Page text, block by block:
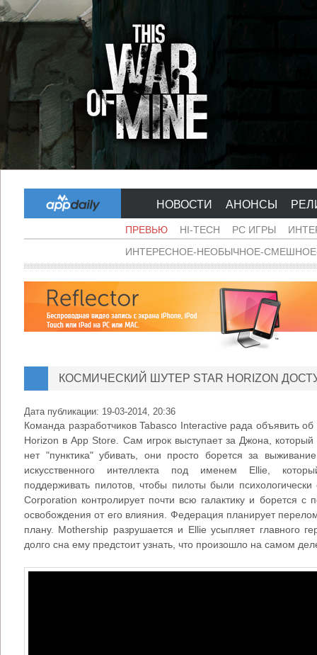
НОВОСТИ АНОНСЫ
ПРЕВЬЮ HI-TECH PC ИГРЫ
ИНТЕРЕСНОЕ-НЕОБЫЧНОЕ-
КОСМИЧЕСКИЙ ШУТЕР STAR HORIZON
Дата публикации: 19-03-2014, 20:36
Команда разработчиков Tabasco Interactive рада объявить
Horizon в App Store. Сам игрок выступает за Джона,
нет "пунктика" убивать, они просто борется за
искусственного интеллекта под именем Ellie,
поддерживать пилотов, чтобы пилоты были
Corporation контролирует почти всю галактику и борется с
освобождения от его влияния. Федерация планирует
плану. Mothership разрушается и Ellie усыпляет главного
долго сна ему предстоит узнать, что произошло на самом